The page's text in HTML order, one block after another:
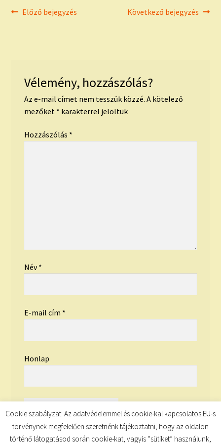
Bejegyzés
Previous
Előző bejegyzés
Next
Következő bejegyzés
Vélemény, hozzászólás?
Az e-mail címet nem tesszük közzé. A kötelező
mezőket * karakterrel jelöltük
Hozzászólás *
Név*
E-mail cím *
Honlap
Cookie szabályzat: Az adatvédelemmel és cookie-kal kapcsolatos EU-s
törvénynek megfelelően szeretnénk tájékoztatni, hogy az oldalon
történő látogatásod során cookie-kat, vagyis “sütiket” használunk,